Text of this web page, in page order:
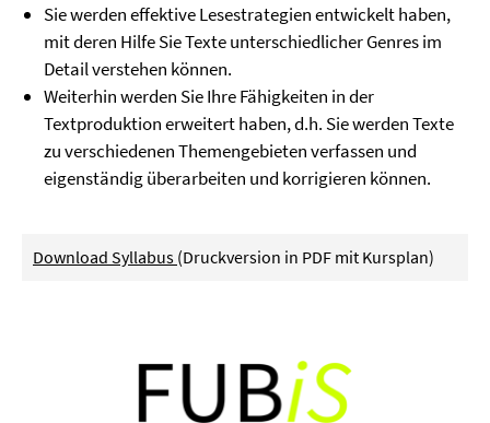
Sie werden effektive Lesestrategien entwickelt haben,
mit deren Hilfe Sie Texte unterschiedlicher Genres im
Detail verstehen können.
Weiterhin werden Sie Ihre Fähigkeiten in der
Textproduktion erweitert haben, d.h. Sie werden Texte
zu verschiedenen Themengebieten verfassen und
eigenständig überarbeiten und korrigieren können.
Download Syllabus (Druckversion in PDF mit Kursplan)